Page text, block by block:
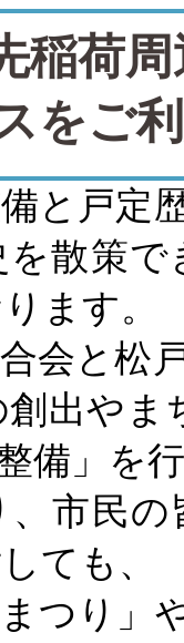
稲荷
をご
と戸定
を散策
ます。
会と松
出や
備」を
市民
ても、
まつり